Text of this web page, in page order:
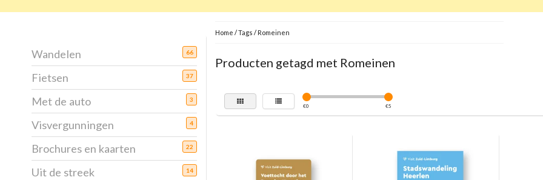
Wandelen 66
Fietsen 37
Met de auto 3
Visvergunningen 4
Brochures en kaarten 22
Uit de streek 14
Home /Tags / Romeinen
Producten getagd met Romeinen
€0 €5